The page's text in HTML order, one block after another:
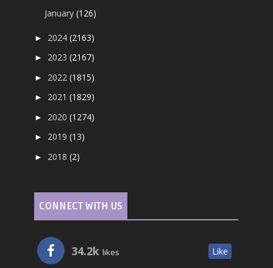
January(126)
► 2024(2163)
► 2023(2167)
► 2022(1815)
► 2021(1829)
► 2020(1274)
► 2019(13)
► 2018(2)
CONNECT WITH US
34.2k likes Like